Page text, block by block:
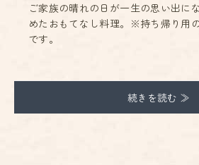
ご家族の晴れの日が一生の思い出に
めたおもてなし料理。※持ち帰り用
です。
続きを読む ≫